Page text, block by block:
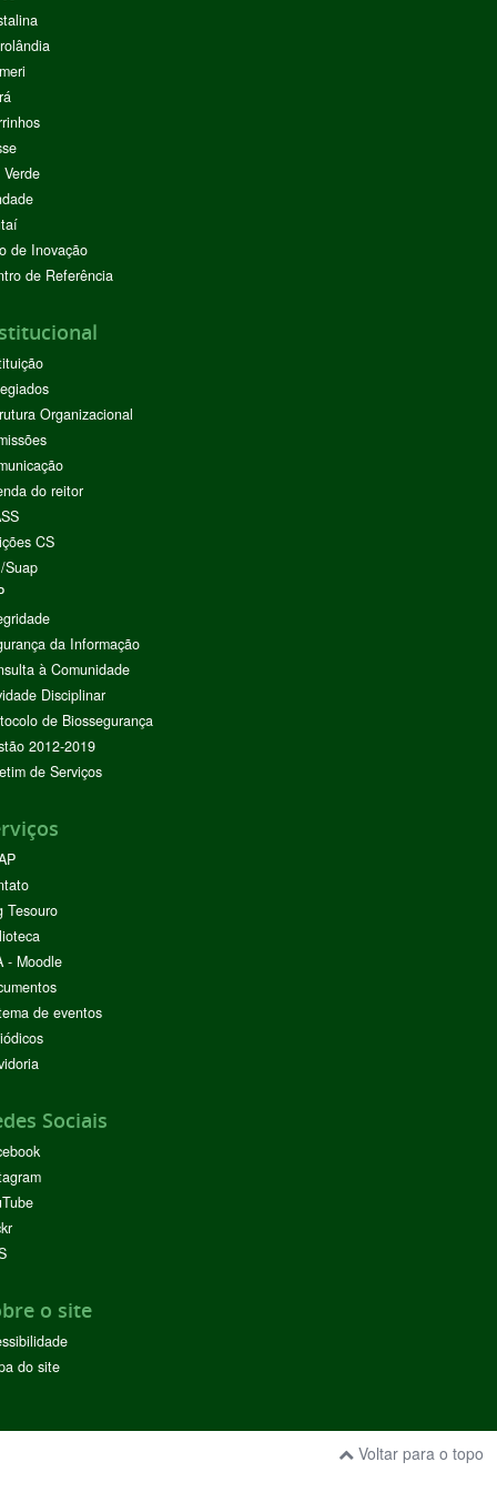
de Inovação
de Referência
Organizacional
do reitor
CS
Suap
da Informação
à Comunidade
Disciplinar
de Biossegurança
2012-2019
de Serviços
Tesouro
- Moodle
de eventos
Sociais
o site
do site
Voltar para o topo